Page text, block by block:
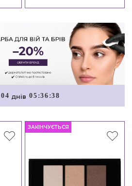
04 днiв 05 :36 :38
ЗАКІНЧУЄТЬСЯ